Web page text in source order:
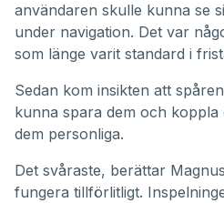
användaren skulle kunna se
under navigation. Det var
som länge varit standard i
Sedan kom insikten att
kunna spara dem och koppla
dem personliga.
Det svåraste, berättar
fungera tillförlitligt.